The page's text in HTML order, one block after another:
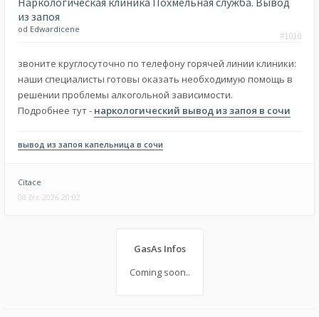
из запоя
#1010
od Edwardicene
звоните круглосуточно по телефону горячей линии клиники:
наши специалисты готовы оказать необходимую помощь в
решении проблемы алкогольной зависимости.
Подробнее тут - наркологический вывод из запоя в сочи
вывод из запоя капельница в сочи
Citace
08 črc 2026 20:02
GasAs Infos
Coming soon..